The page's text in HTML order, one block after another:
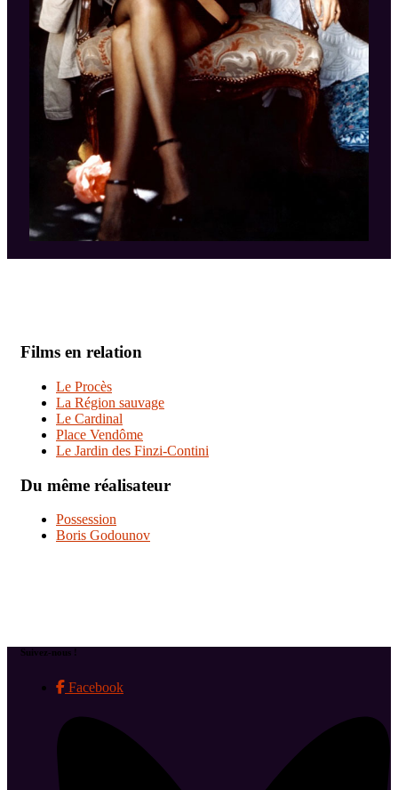
Films en relation
Le Procès
La Région sauvage
Le Cardinal
Place Vendôme
Le Jardin des Finzi-Contini
Du même réalisateur
Possession
Boris Godounov
Suivez-nous !
Facebook